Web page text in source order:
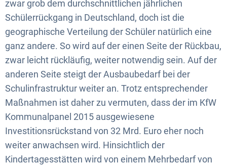
zwar grob dem durchschnittlichen jährlichen
Schülerrückgang in Deutschland, doch ist die
geographische Verteilung der Schüler natürlich eine
ganz andere. So wird auf der einen Seite der Rückbau,
zwar leicht rückläufig, weiter notwendig sein. Auf der
anderen Seite steigt der Ausbaubedarf bei der
Schulinfrastruktur weiter an. Trotz entsprechender
Maßnahmen ist daher zu vermuten, dass der im KfW
Kommunalpanel 2015 ausgewiesene
Investitionsrückstand von 32 Mrd. Euro eher noch
weiter anwachsen wird. Hinsichtlich der
Kindertagesstätten wird von einem Mehrbedarf von